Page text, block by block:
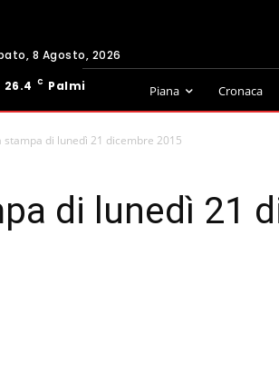
8 Agosto, 2026
26.4
C Palmi Piana Cronaca
stampa di lunedì 21 dicembre 2015
di lunedì 21